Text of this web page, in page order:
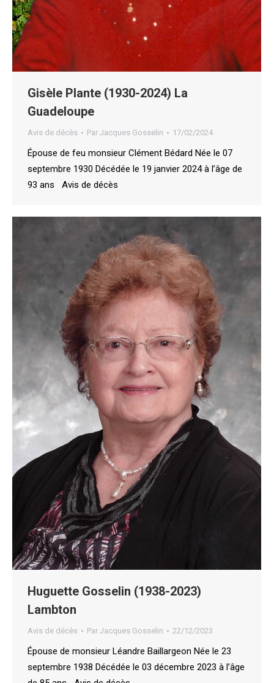
Gisèle Plante (1930-2024) La
Guadeloupe
Avis de décès Par Jacques Gosselin 17/02/2024
Épouse de feu monsieur Clément Bédard Née le 07
septembre 1930 Décédée le 19 janvier 2024 à l’âge de
93 ans Avis de décès
Huguette Gosselin (1938-2023)
Lambton
Avis de décès Par Jacques Gosselin 22/12/2023
Épouse de monsieur Léandre Baillargeon Née le 23
septembre 1938 Décédée le 03 décembre 2023 à l’âge